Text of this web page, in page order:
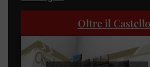
Oltre il Castello